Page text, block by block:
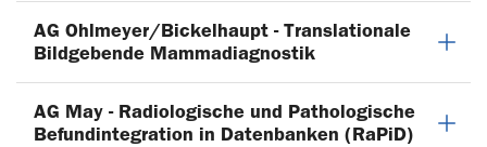
AG Ohlmeyer/Bickelhaupt - Translationale
Bildgebende Mammadiagnostik
AG May - Radiologische und Pathologische
Befundintegration in Datenbanken (RaPiD)